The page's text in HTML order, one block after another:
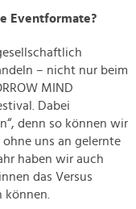
Eventformate?
– nicht nur beim
MIND
Dabei
denn so können wir
uns an gelernte
haben wir auch
das Versus